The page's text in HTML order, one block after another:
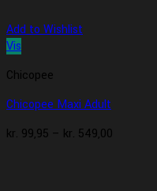
Add to Wishlist
Vis
Chicopee
Chicopee Maxi Adult
kr. 99,95 – kr. 549,00